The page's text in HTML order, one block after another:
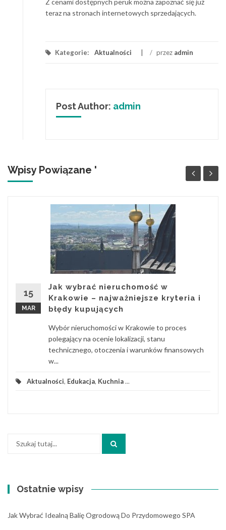
Z cenami dostępnych peruk można zapoznać się już
teraz na stronach internetowych sprzedających.
Kategorie: Aktualności / przez admin
Post Author: admin
Wpisy Powiązane '
15
MAR
Jak wybrać nieruchomość w
Krakowie – najważniejsze kryteria i
błędy kupujących
Wybór nieruchomości w Krakowie to proces
polegający na ocenie lokalizacji, stanu
technicznego, otoczenia i warunków finansowych
w...
Aktualności, Edukacja, Kuchnia...
Ostatnie wpisy
Jak Wybrać Idealną Balię Ogrodową Do Przydomowego SPA